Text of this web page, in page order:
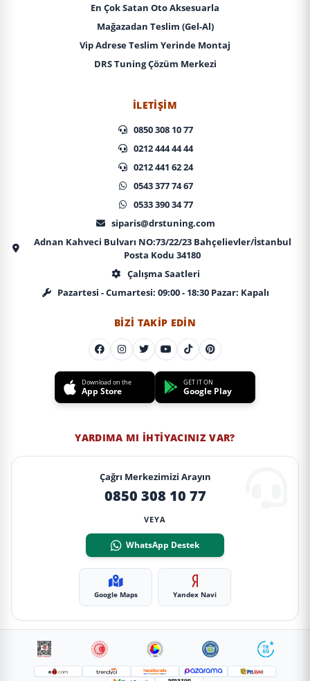
En Çok Satan Oto Aksesuarla
Mağazadan Teslim (Gel-Al)
Vip Adrese Teslim Yerinde Montaj
DRS Tuning Çözüm Merkezi
İLETIŞIM
0850 308 10 77
0212 444 44 44
0212 441 62 24
0543 377 74 67
0533 390 34 77
siparis@drstuning.com
Adnan Kahveci Bulvarı NO:73/22/23 Bahçelievler/İstanbul
Posta Kodu 34180
Çalışma Saatleri
Pazartesi - Cumartesi: 09:00 - 18:30 Pazar: Kapalı
BIZI TAKIP EDIN
Download on the
App Store
GET IT ON
Google Play
YARDIMA MI İHTIYACINIZ VAR?
Çağrı Merkezimizi Arayın
0850 308 10 77
VEYA
WhatsApp Destek
Google Maps Yandex Navi